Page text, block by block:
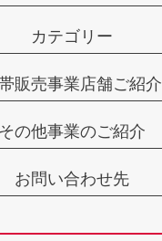
カテゴリー
販売事業店舗ご紹介
その他事業のご紹介
お問い合わせ先